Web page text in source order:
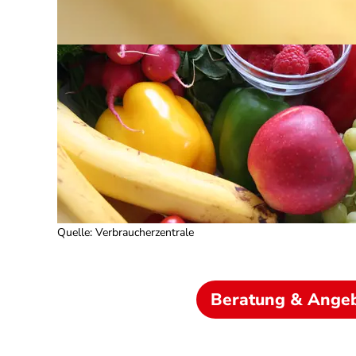
Quelle: Verbraucherzentrale
Beratung &